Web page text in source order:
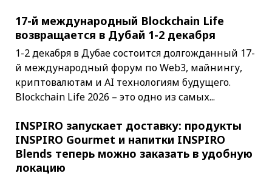
17-й международный Blockchain Life
возвращается в Дубай 1-2 декабря
1-2 декабря в Дубае состоится долгожданный 17-
й международный форум по Web3, майнингу,
криптовалютам и AI технологиям будущего.
Blockchain Life 2026 – это одно из самых...
INSPIRO запускает доставку: продукты
INSPIRO Gourmet и напитки INSPIRO
Blends теперь можно заказать в удобную
локацию